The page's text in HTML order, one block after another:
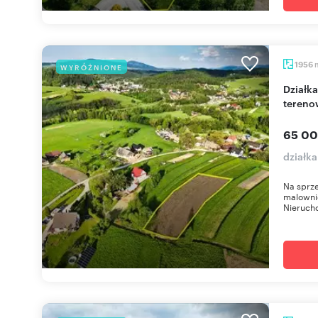
WYRÓŻNIONE 1956
Działka rolna z widokami na Beskidy, dojazd
65
Na